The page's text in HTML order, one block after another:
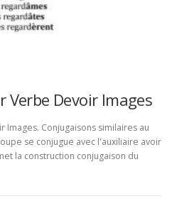
Devoir Images
Conjugaisons similaires au
se conjugue avec l'auxiliaire avoir
la construction conjugaison du